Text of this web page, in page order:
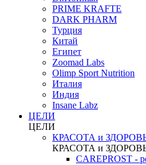
PRIME KRAFTE
DARK PHARM
Турция
Китай
Египет
Zoomad Labs
Olimp Sport Nutrition
Италия
Индия
Insane Labz
ЦЕЛИ
ЦЕЛИ
КРАСОТА и
КРАСОТА и
CAREPROST -